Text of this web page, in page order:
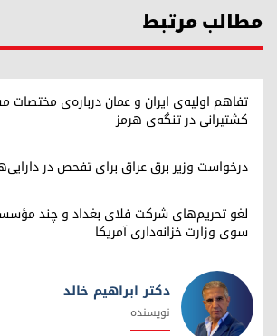
مطالب مرتبط
تفاهم اولیه‌ی ایران و عمان درباره‌ی مختصات
کشتیرانی در تنگه‌ی هرمز
درخواست وزیر برق عراق برای تفحص در
لغو تحریم‌های شرکت فلای بغداد و چند
سوی وزارت خزانه‌داری آمریکا
دکتر ابراهیم خالد
نویسنده